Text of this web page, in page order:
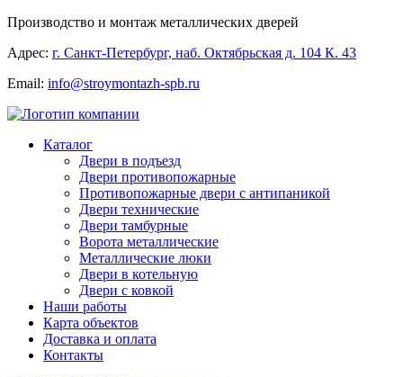
Производство и монтаж металлических дверей
Адрес: г. Санкт-Петербург, наб. Октябрьская д. 104 К. 43
Email: info@stroymontazh-spb.ru
Каталог
Двери в подъезд
Двери противопожарные
Противопожарные двери с антипаникой
Двери технические
Двери тамбурные
Ворота металлические
Металлические люки
Двери в котельную
Двери с ковкой
Наши работы
Карта объектов
Доставка и оплата
Контакты